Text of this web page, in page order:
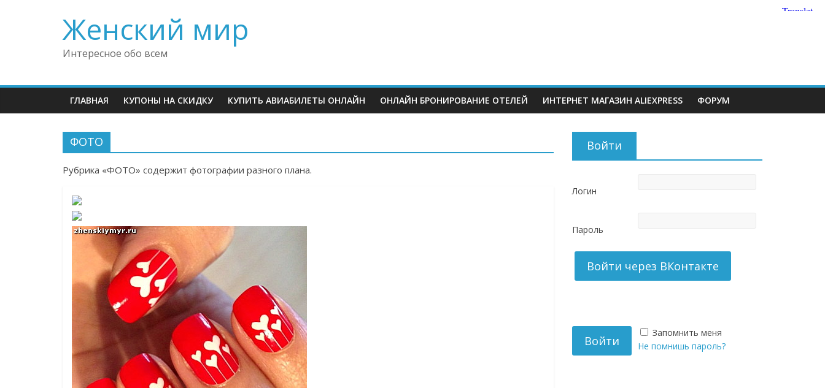
Женский мир
Интересное обо всем
ГЛАВНАЯ КУПОНЫ НА СКИДКУ КУПИТЬ АВИАБИЛЕТЫ ОНЛАЙН ОНЛАЙН БРОНИРОВАНИЕ ОТЕЛЕЙ ИНТЕРНЕТ МАГАЗИН ALIEXPRESS ФОРУМ
ФОТО
Рубрика «ФОТО» содержит фотографии разного плана.
Войти
Логин
Пароль
Запомнить меня
Не помнишь пароль?